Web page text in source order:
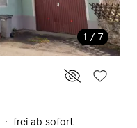
1 / 7
· frei ab sofort